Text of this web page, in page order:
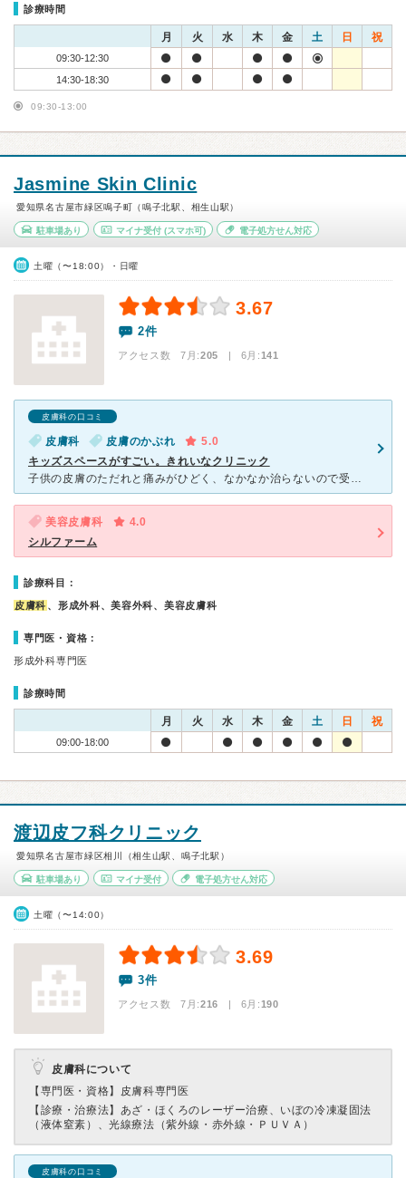
診療時間
月 火 水 木 金 土 日 祝
09:30-12:30
14:30-18:30
09:30-13:00
Jasmine Skin Clinic
愛知県名古屋市緑区鳴子町（鳴子北駅、相生山駅）
駐車場あり マイナ受付(スマホ可) 電子処方せん対応
土曜（〜18:00）・日曜
3.67
2件
アクセス数 7月:205 | 6月:141
皮膚科の口コミ
皮膚科 皮膚のかぶれ
5.0
キッズスペースがすごい。きれいなクリニック
子供の皮膚のただれと痛みがひどく、なかなか治らないので受診しました。 受診しようと思い立ってWEB予約をみたら空いていたのですぐ行くことができました。 駐車場は広く、たくさん駐車スペースがあります
美容皮膚科
4.0
シルファーム
診療科目：
皮膚科 、形成外科、美容外科、美容皮膚科
専門医・資格：
形成外科専門医
診療時間
月 火 水 木 金 土 日 祝
09:00-18:00
渡辺皮フ科クリニック
愛知県名古屋市緑区相川（相生山駅、鳴子北駅）
駐車場あり マイナ受付 電子処方せん対応
土曜（〜14:00）
3.69
3件
アクセス数 7月:216 | 6月:190
皮膚科について
【専門医・資格】 皮膚科専門医
【診療・治療法】 あざ・ほくろのレーザー治療、いぼの冷凍凝固法
（液体窒素）、光線療法（紫外線・赤外線・ＰＵＶＡ）
皮膚科の口コミ